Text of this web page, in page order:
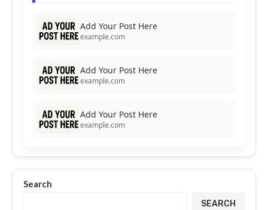
Add Your Post Here
example.com
Add Your Post Here
example.com
Add Your Post Here
example.com
Search
SEARCH